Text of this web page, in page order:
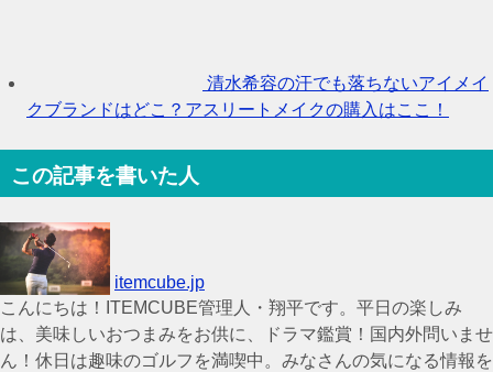
清水希容の汗でも落ちないアイメイ
クブランドはどこ？アスリートメイクの購入はここ！
この記事を書いた人
itemcube.jp
こんにちは！ITEMCUBE管理人・翔平です。平日の楽しみ
は、美味しいおつまみをお供に、ドラマ鑑賞！国内外問いませ
ん！休日は趣味のゴルフを満喫中。みなさんの気になる情報を